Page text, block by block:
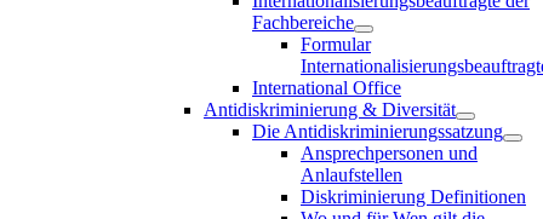
Fachbereiche
Formular
International Office
Antidiskriminierung & Diversität
Die Antidiskriminierungssatzung
Ansprechpersonen und
Anlaufstellen
Diskriminierung Definitionen